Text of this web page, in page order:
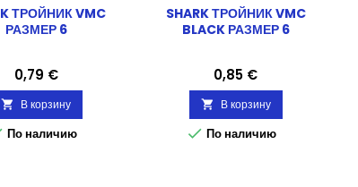
ТРОЙНИК VMC
РАЗМЕР 6
Цена
0,79 €
 В корзину
По наличию
SHARK ТРОЙНИК VMC
BLACK РАЗМЕР 6
Цена
0,85 €
 В корзину
 По наличию